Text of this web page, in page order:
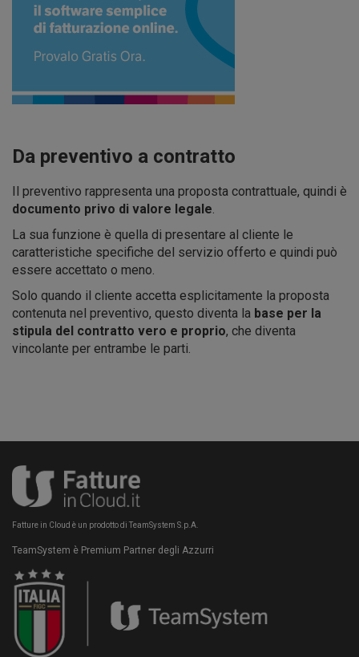
Da preventivo a contratto
Il preventivo rappresenta una proposta contrattuale, quindi è
documento privo di valore legale
La sua funzione è quella di presentare al cliente le
caratteristiche specifiche del servizio offerto e quindi può
essere accettato o meno.
Solo quando il cliente accetta esplicitamente la proposta
contenuta nel preventivo, questo diventa la base per la
stipula del contratto vero e proprio, che diventa
vincolante per entrambe le parti.
Fatture in Cloud è un prodotto di TeamSystem S.p.A.
TeamSystem è Premium Partner degli Azzurri